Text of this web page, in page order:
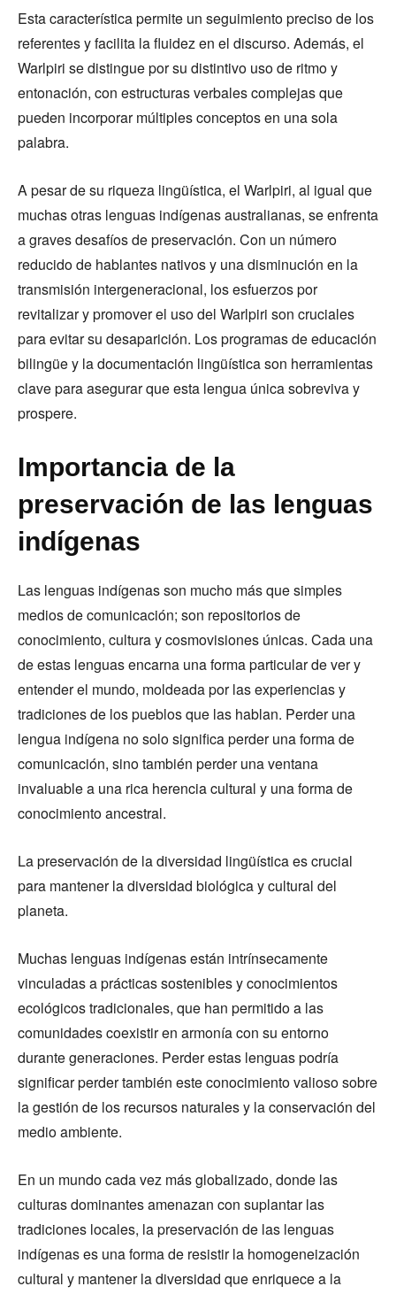
Esta característica permite un seguimiento preciso de los
referentes y facilita la fluidez en el discurso. Además, el
Warlpiri se distingue por su distintivo uso de ritmo y
entonación, con estructuras verbales complejas que
pueden incorporar múltiples conceptos en una sola
palabra.
A pesar de su riqueza lingüística, el Warlpiri, al igual que
muchas otras lenguas indígenas australianas, se enfrenta
a graves desafíos de preservación. Con un número
reducido de hablantes nativos y una disminución en la
transmisión intergeneracional, los esfuerzos por
revitalizar y promover el uso del Warlpiri son cruciales
para evitar su desaparición. Los programas de educación
bilingüe y la documentación lingüística son herramientas
clave para asegurar que esta lengua única sobreviva y
prospere.
Importancia de la
preservación de las lenguas
indígenas
Las lenguas indígenas son mucho más que simples
medios de comunicación; son repositorios de
conocimiento, cultura y cosmovisiones únicas. Cada una
de estas lenguas encarna una forma particular de ver y
entender el mundo, moldeada por las experiencias y
tradiciones de los pueblos que las hablan. Perder una
lengua indígena no solo significa perder una forma de
comunicación, sino también perder una ventana
invaluable a una rica herencia cultural y una forma de
conocimiento ancestral.
La preservación de la diversidad lingüística es crucial
para mantener la diversidad biológica y cultural del
planeta.
Muchas lenguas indígenas están intrínsecamente
vinculadas a prácticas sostenibles y conocimientos
ecológicos tradicionales, que han permitido a las
comunidades coexistir en armonía con su entorno
durante generaciones. Perder estas lenguas podría
significar perder también este conocimiento valioso sobre
la gestión de los recursos naturales y la conservación del
medio ambiente.
En un mundo cada vez más globalizado, donde las
culturas dominantes amenazan con suplantar las
tradiciones locales, la preservación de las lenguas
indígenas es una forma de resistir la homogeneización
cultural y mantener la diversidad que enriquece a la